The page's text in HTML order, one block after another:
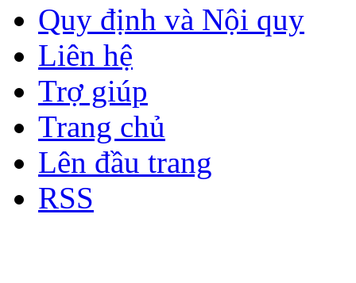
Quy định và Nội quy
Liên hệ
Trợ giúp
Trang chủ
Lên đầu trang
RSS